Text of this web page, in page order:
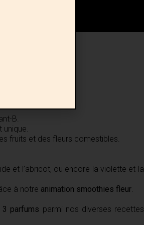
B.
fruits et des fleurs comestibles.
et l’abricot, ou encore la violette et la
à notre animation smoothies fleur.
3 parfums parmi nos diverses recettes